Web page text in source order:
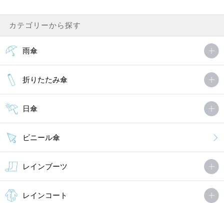
カテゴリーから探す
雨傘
折りたたみ傘
日傘
ビニール傘
レインブーツ
レインコート